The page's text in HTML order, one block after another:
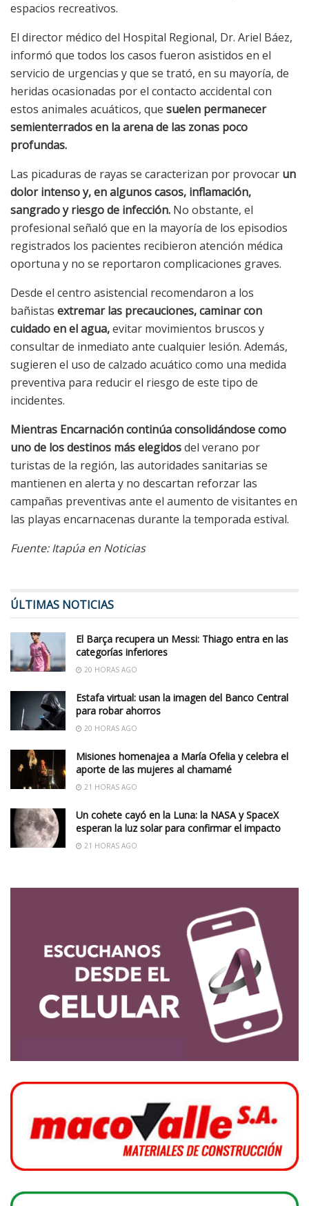
espacios recreativos.
El director médico del Hospital Regional, Dr. Ariel Báez,
informó que todos los casos fueron asistidos en el
servicio de urgencias y que se trató, en su mayoría, de
heridas ocasionadas por el contacto accidental con
estos animales acuáticos, que suelen permanecer
semienterrados en la arena de las zonas poco
profundas.
Las picaduras de rayas se caracterizan por provocar un
dolor intenso y, en algunos casos, inflamación,
sangrado y riesgo de infección. No obstante, el
profesional señaló que en la mayoría de los episodios
registrados los pacientes recibieron atención médica
oportuna y no se reportaron complicaciones graves.
Desde el centro asistencial recomendaron a los
bañistas extremar las precauciones, caminar con
cuidado en el agua,evitar movimientos bruscos y
consultar de inmediato ante cualquier lesión. Además,
sugieren el uso de calzado acuático como una medida
preventiva para reducir el riesgo de este tipo de
incidentes.
Mientras Encarnación continúa consolidándose como
uno de los destinos más elegidosdel verano por
turistas de la región, las autoridades sanitarias se
mantienen en alerta y no descartan reforzar las
campañas preventivas ante el aumento de visitantes en
las playas encarnacenas durante la temporada estival.
Fuente: Itapúa en Noticias
ÚLTIMAS NOTICIAS
El Barça recupera un Messi: Thiago entra en las
categorías inferiores
20 HORAS AGO
Estafa virtual: usan la imagen del Banco Central
para robar ahorros
20 HORAS AGO
Misiones homenajea a María Ofelia y celebra el
aporte de las mujeres al chamamé
21 HORAS AGO
Un cohete cayó en la Luna: la NASA y SpaceX
esperan la luz solar para confirmar el impacto
21 HORAS AGO